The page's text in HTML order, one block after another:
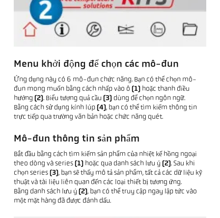
Menu khởi động để chọn các mô-đun
Ứng dụng này có 6 mô-đun chức năng. Bạn có thể chọn mô-
đun mong muốn bằng cách nhấp vào ô(1) hoặc thanh điều
hướng(2). Biểu tượng quả cầu(3) dùng để chọn ngôn ngữ.
Bằng cách sử dụng kính lúp(4), bạn có thể tìm kiếm thông tin
trực tiếp qua trường văn bản hoặc chức năng quét.
Mô-đun thông tin sản phẩm
Bắt đầu bằng cách tìm kiếm sản phẩm của nhiệt kế hồng ngoại
theo dòng và series(1) hoặc qua danh sách lưu ý(2). Sau khi
chọn series(3), bạn sẽ thấy mô tả sản phẩm, tất cả các dữ liệu kỹ
thuật và tài liệu liên quan đến các loại thiết bị tương ứng.
Bằng danh sách lưu ý(2), bạn có thể truy cập ngay lập tức vào
một mặt hàng đã được đánh dấu.